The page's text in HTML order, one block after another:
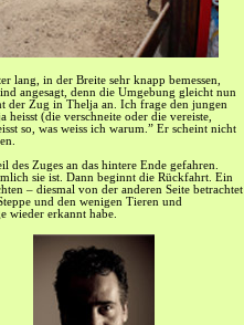
in der Breite sehr knapp bemessen,
angesagt, denn die Umgebung gleicht nun
der Zug in Thelja an. Ich frage den jungen
(die verschneite oder die vereiste,
so, was weiss ich warum.” Er scheint nicht
Zuges an das hintere Ende gefahren.
sie ist. Dann beginnt die Rückfahrt. Ein
– diesmal von der anderen Seite betrachtet
und den wenigen Tieren und
wieder erkannt habe.